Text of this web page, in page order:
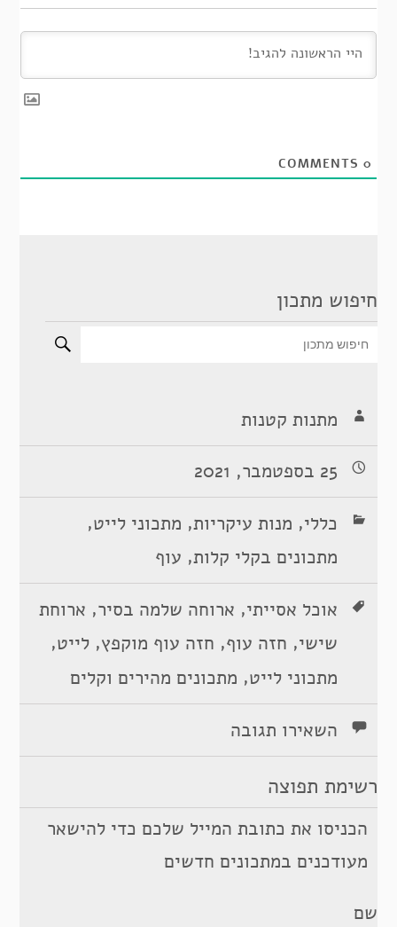
0
חיפוש מתכון
מתנות קטנות
25 בספטמבר, 2021
כללי, מנות עיקריות, מתכוני לייט,
מתכונים בקלי קלות, עוף
אוכל אסייתי, ארוחה שלמה בסיר, ארוחת
שישי, חזה עוף, חזה עוף מוקפץ,לייט,
מתכוני לייט, מתכונים מהירים וקלים
השאירו תגובה
רשימת תפוצה
הכניסו את כתובת המייל שלכם כדי להישאר
מעודכנים במתכונים חדשים
שם